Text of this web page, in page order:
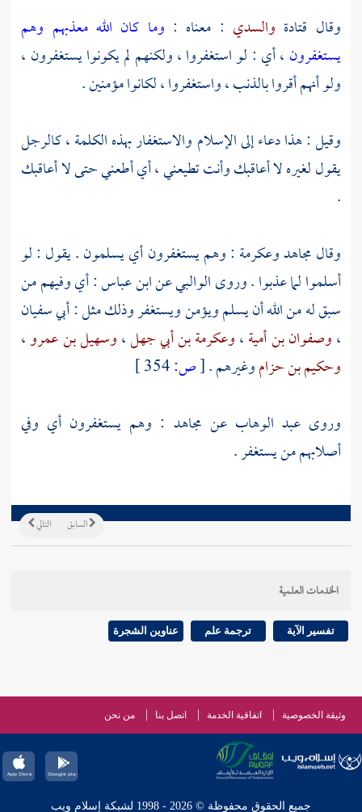
وقال قتادة والسدي : معناه : وما كان الله معذبهم وهم
يستغفرون ، أي : لو استغفروا ، ولكنهم لم يكونوا يستغفرون ،
ولو أنهم أقروا بالذنب ، واستغفروا ، لكانوا مؤمنين .
وقيل : هذا دعاء إلى الإسلام والاستغفار بهذه الكلمة ، كالرجل
يقول لغيره لا أعاقبك وأنت تطيعني ، أي أطعني حتى لا أعاقبك
.
وقالمجاهدوعكرمة : وهم يستغفرون أي يسلمون . يقول : لو
أسلموا لما عذبوا . وروىالوالبيعنابن عباس: أي وفيهم من
سبق له من الله أن يسلم ويؤمن ويستغفر وذلك مثل :أبي سفيان
،وصفوان بن أمية،وعكرمة بن أبي جهل،وسهيل بن عمرو،
وحكيم بن حزاموغيرهم .[ص:
وروىعبد الوهابعن مجاهد : وهم يستغفرون أي وفي
أصلابهم من يستغفر .
التالي السابق
الخدمات العلمية
تفسير الآية ترجمة علم عناوين الشجرة
وثيقة الخصوصية اتفاقية الخدمة اتصل بنا من نحن
جميع الحقوق محفوظة © 2026 - 1998 لشبكة إسلام ويب